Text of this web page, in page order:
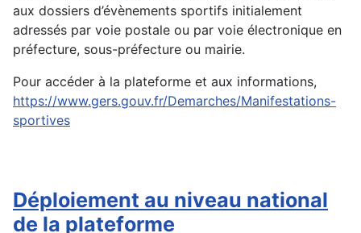
aux dossiers d’évènements sportifs initialement
adressés par voie postale ou par voie électronique en
préfecture, sous-préfecture ou mairie.
Pour accéder à la plateforme et aux informations,
https://www.gers.gouv.fr/Demarches/Manifestations-
sportives
Déploiement au niveau national
de la plateforme